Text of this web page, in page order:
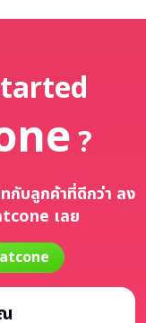
?
กับลูกค้าที่ดีกว่า ลง
เลย